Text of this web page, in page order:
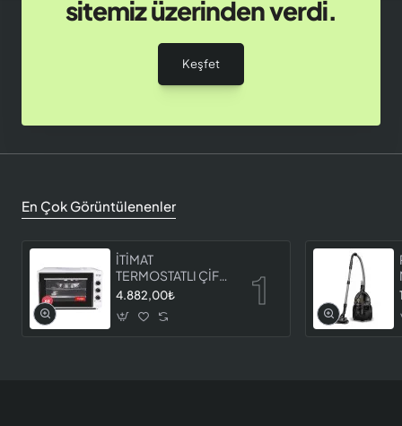
sitemiz üzerinden verdi.
Keşfet
En Çok Görüntülenenler
İTİMAT
TERMOSTATLI ÇİFT
CAMLI FIRIN 8060
4.882,00₺